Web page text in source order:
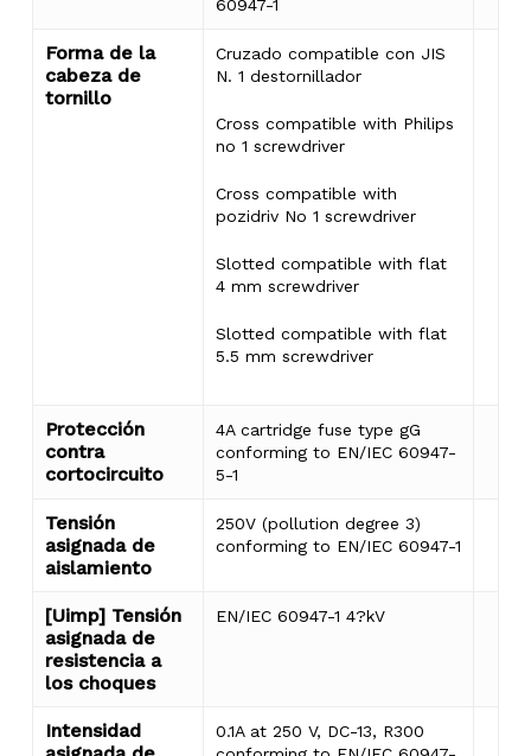
Go To Shop
60947-1
Forma de la
cabeza de
tornillo
Cruzado compatible con JIS
N. 1 destornillador
Cross compatible with Philips
no 1 screwdriver
Cross compatible with
pozidriv No 1 screwdriver
Slotted compatible with flat
4 mm screwdriver
Slotted compatible with flat
5.5 mm screwdriver
Protección
contra
cortocircuito
4A cartridge fuse type gG
conforming to EN/IEC 60947-
5-1
Tensión
asignada de
aislamiento
250V (pollution degree 3)
conforming to EN/IEC 60947-1
[Uimp] Tensión
asignada de
resistencia a
los choques
EN/IEC 60947-1 4?kV
Intensidad
0.1A at 250 V, DC-13, R300